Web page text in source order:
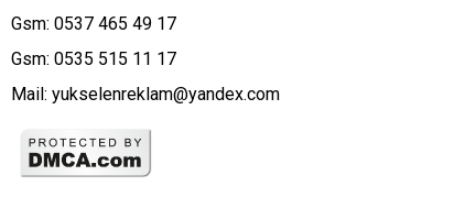
Gsm: 0537 465 49 17
Gsm: 0535 515 11 17
Mail: yukselenreklam@yandex.com